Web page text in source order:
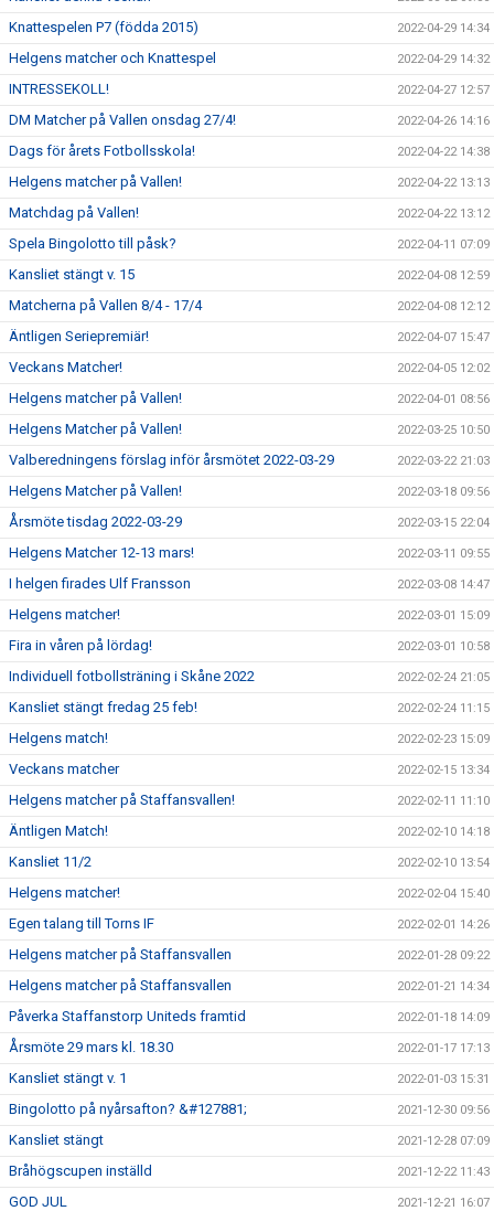
Knattespelen P7 (födda 2015) 2022-04-29 14:34
Helgens matcher och Knattespel 2022-04-29 14:32
INTRESSEKOLL! 2022-04-27 12:57
DM Matcher på Vallen onsdag 27/4! 2022-04-26 14:16
Dags för årets Fotbollsskola! 2022-04-22 14:38
Helgens matcher på Vallen! 2022-04-22 13:13
Matchdag på Vallen! 2022-04-22 13:12
Spela Bingolotto till påsk? 2022-04-11 07:09
Kansliet stängt v. 15 2022-04-08 12:59
Matcherna på Vallen 8/4 - 17/4 2022-04-08 12:12
Äntligen Seriepremiär! 2022-04-07 15:47
Veckans Matcher! 2022-04-05 12:02
Helgens matcher på Vallen! 2022-04-01 08:56
Helgens Matcher på Vallen! 2022-03-25 10:50
Valberedningens förslag inför årsmötet 2022-03-29 2022-03-22 21:03
Helgens Matcher på Vallen! 2022-03-18 09:56
Årsmöte tisdag 2022-03-29 2022-03-15 22:04
Helgens Matcher 12-13 mars! 2022-03-11 09:55
I helgen firades Ulf Fransson 2022-03-08 14:47
Helgens matcher! 2022-03-01 15:09
Fira in våren på lördag! 2022-03-01 10:58
Individuell fotbollsträning i Skåne 2022 2022-02-24 21:05
Kansliet stängt fredag 25 feb! 2022-02-24 11:15
Helgens match! 2022-02-23 15:09
Veckans matcher 2022-02-15 13:34
Helgens matcher på Staffansvallen! 2022-02-11 11:10
Äntligen Match! 2022-02-10 14:18
Kansliet 11/2 2022-02-10 13:54
Helgens matcher! 2022-02-04 15:40
Egen talang till Torns IF 2022-02-01 14:26
Helgens matcher på Staffansvallen 2022-01-28 09:22
Helgens matcher på Staffansvallen 2022-01-21 14:34
Påverka Staffanstorp Uniteds framtid 2022-01-18 14:09
Årsmöte 29 mars kl. 18.30 2022-01-17 17:13
Kansliet stängt v. 1 2022-01-03 15:31
Bingolotto på nyårsafton? &#127881; 2021-12-30 09:56
Kansliet stängt 2021-12-28 07:09
Bråhögscupen inställd 2021-12-22 11:43
GOD JUL 2021-12-21 16:07